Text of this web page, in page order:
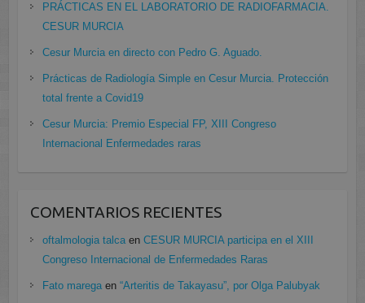
PRÁCTICAS EN EL LABORATORIO DE RADIOFARMACIA.
CESUR MURCIA
Cesur Murcia en directo con Pedro G. Aguado.
Prácticas de Radiología Simple en Cesur Murcia. Protección
total frente a Covid19
Cesur Murcia: Premio Especial FP, XIII Congreso
Internacional Enfermedades raras
COMENTARIOS RECIENTES
oftalmologia talcaen CESUR MURCIA participa en el XIII
Congreso Internacional de Enfermedades Raras
Fato maregaen “Arteritis de Takayasu”, por Olga Palubyak